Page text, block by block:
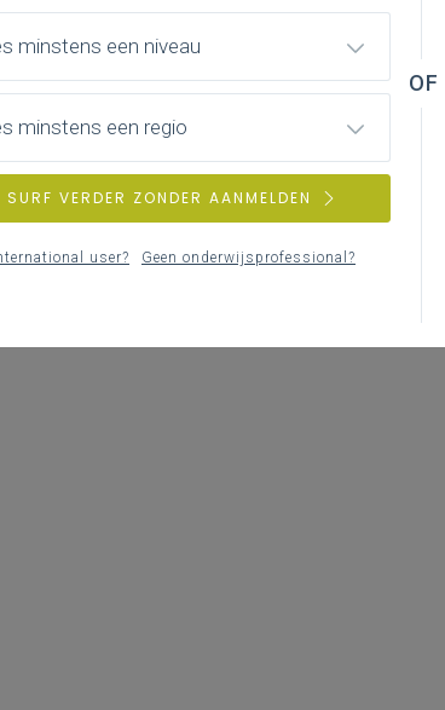
minstens een niveau
minstens een regio
SURF VERDER ZONDER AANMELDEN
user? Geen onderwijsprofessional?